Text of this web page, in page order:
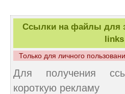
Ссылки на файлы для
links
Только для личного
Для получения
короткую рекламу